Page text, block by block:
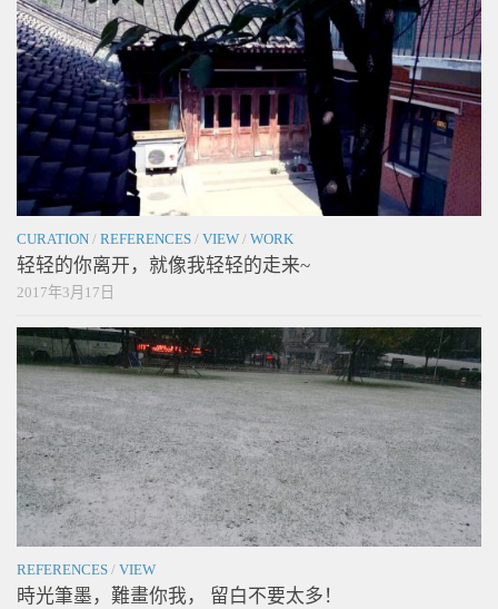
CURATION / REFERENCES / VIEW / WORK
轻轻的你离开，就像我轻轻的走来~
2017年3月17日
REFERENCES / VIEW
時光筆墨，難畫你我， 留白不要太多！